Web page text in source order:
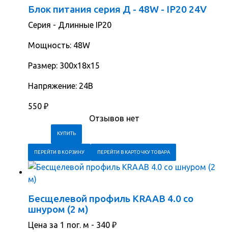
Блок питания серия Д - 48W - IP20 24V
Серия - Длинные IP20
Мощность: 48W
Размер: 300х18х15
Напряжение: 24В
550 ₽
Отзывов нет
ПЕРЕЙТИ В КОРЗИНУ ПЕРЕЙТИ В КАРТОЧКУ ТОВАРА
Бесщелевой профиль KRAAB 4.0 со
шнуром (2 м)
Цена за 1 пог. м - 340 ₽